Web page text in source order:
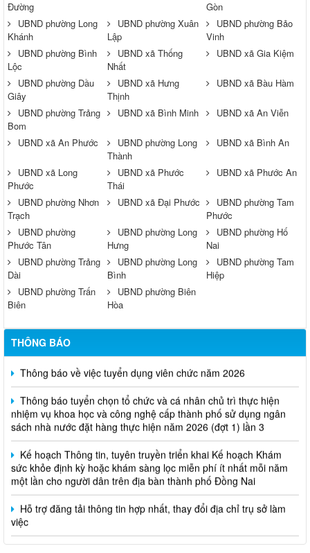
Đường
Gòn
UBND phường Long
Khánh
UBND phường Xuân
Lập
UBND phường Bảo
Vinh
UBND phường Bình
Lộc
UBND xã Thống
Nhất
UBND xã Gia Kiệm
UBND phường Dầu
Giây
UBND xã Hưng
Thịnh
UBND xã Bàu Hàm
UBND phường Trảng
Bom
UBND xã Bình Minh UBND xã An Viễn
UBND xã An Phước
UBND phường Long
Thành
UBND xã Bình An
UBND xã Long
Phước
UBND xã Phước
Thái
UBND xã Phước An
UBND phường Nhơn
Trạch
UBND xã Đại Phước
UBND phường Tam
Phước
UBND phường
Phước Tân
UBND phường Long
Hưng
UBND phường Hố
Nai
UBND phường Trảng
Dài
UBND phường Long
Bình
UBND phường Tam
Hiệp
UBND phường Trấn
Biên
UBND phường Biên
Hòa
THÔNG BÁO
Thông báo về việc tuyển dụng viên chức năm 2026
Thông báo tuyển chọn tổ chức và cá nhân chủ trì thực hiện
nhiệm vụ khoa học và công nghệ cấp thành phố sử dụng ngân
sách nhà nước đặt hàng thực hiện năm 2026 (đợt 1) lần 3
Kế hoạch Thông tin, tuyên truyền triển khai Kế hoạch Khám
sức khỏe định kỳ hoặc khám sàng lọc miễn phí ít nhất mỗi năm
một lần cho người dân trên địa bàn thành phố Đồng Nai
Hỗ trợ đăng tải thông tin hợp nhất, thay đổi địa chỉ trụ sở làm
việc
Công khai thông tin vi phạm pháp luật trong lĩnh vực đất đai, tại
phường Hố Nai